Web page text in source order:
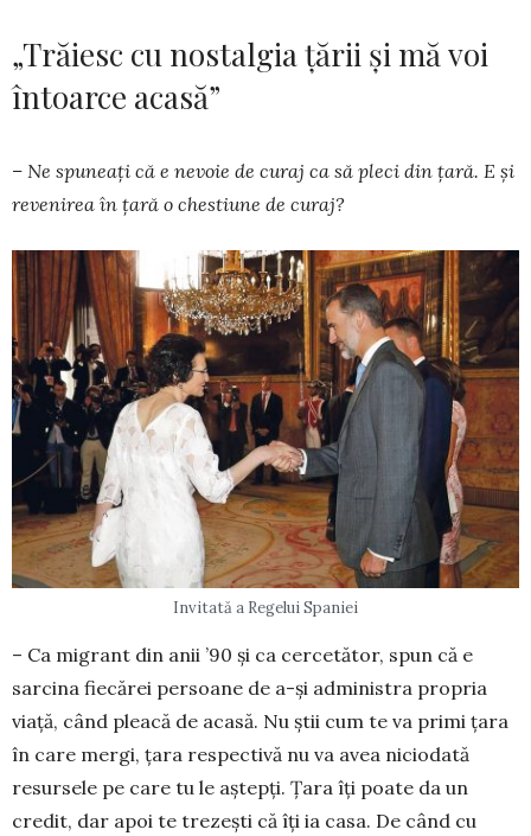
„Trăiesc cu nostalgia țării și mă voi
întoarce acasă”
– Ne spuneați că e nevoie de curaj ca să pleci din țară. E și
revenirea în țară o chestiune de ­curaj?
Invitată a Regelui Spaniei
– Ca migrant din anii ’90 și ca cercetător, spun că e
sarcina fiecărei persoane de a-și administra propria
viață, când pleacă de acasă. Nu știi cum te va primi țara
în care mergi, țara respectivă nu va avea niciodată
resursele pe care tu le aștepți. Țara îți poate da un
credit, dar apoi te trezești că îți ia casa. De când cu